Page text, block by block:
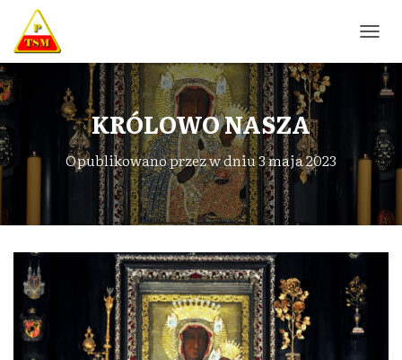
R
C
Z
W
G
KRÓLOWO NASZA
Opublikowano przezw dniu3 maja 2023